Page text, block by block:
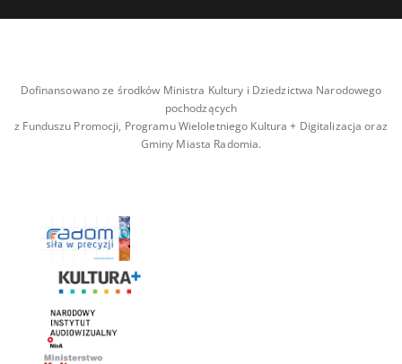
Dofinansowano ze środków Ministra Kultury i Dziedzictwa Narodowego
pochodzących
z Funduszu Promocji, Programu Wieloletniego Kultura + Digitalizacja oraz
Gminy Miasta Radomia.